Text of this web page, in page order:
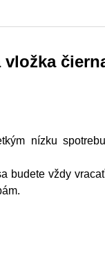
vložka
nízku
budete vždy